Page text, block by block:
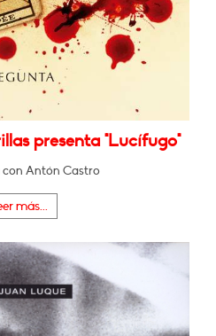
presenta "Lucífugo"
Antón Castro
más...